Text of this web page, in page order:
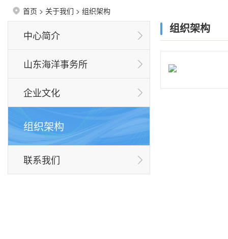
首页 > 关于我们 > 组织架构
中心简介
山东海洋事务所
企业文化
组织架构
联系我们
组织架构